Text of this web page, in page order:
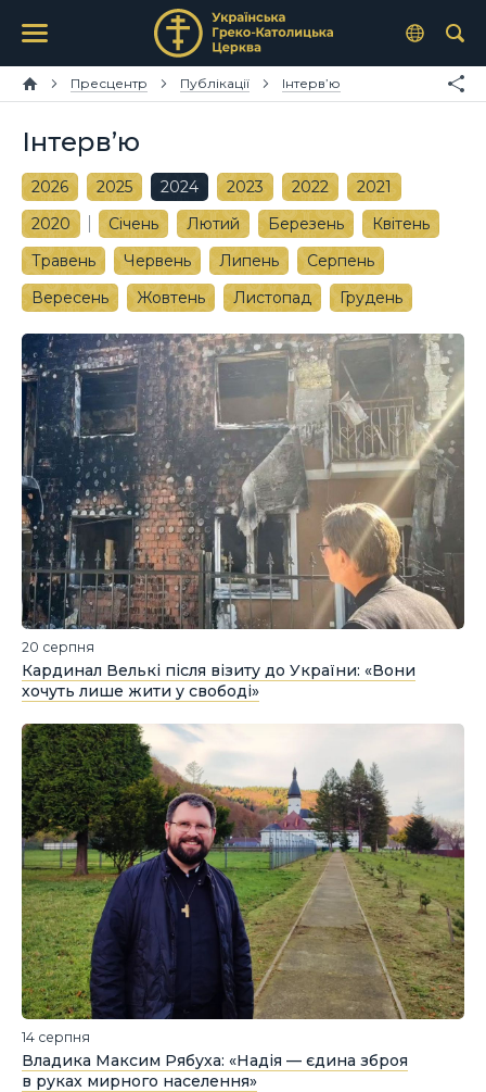
Пресцентр Публікації Інтерв’ю
Інтерв’ю
2026 2025 2024 2023 2022
2021
2020
Січень Лютий Березень
Квітень
Травень
Червень Липень
Серпень
Вересень
Жовтень Листопад Грудень
20 серпня
Кардинал Велькі після візиту до України: «Вони
хочуть лише жити у свободі»
14 серпня
Владика Максим Рябуха: «Надія — єдина зброя
в руках мирного населення»